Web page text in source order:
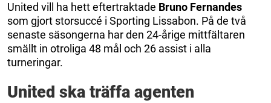
United vill ha hett eftertraktade Bruno Fernandes
som gjort storsuccé i Sporting Lissabon. På de två
senaste säsongerna har den 24-årige mittfältaren
smällt in otroliga 48 mål och 26 assist i alla
turneringar.
United ska träffa agenten